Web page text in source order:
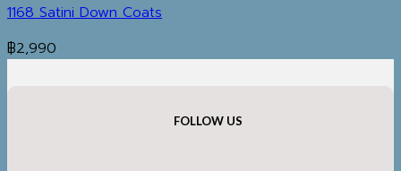
1168 Satini Down Coats
฿2,990
FOLLOW US